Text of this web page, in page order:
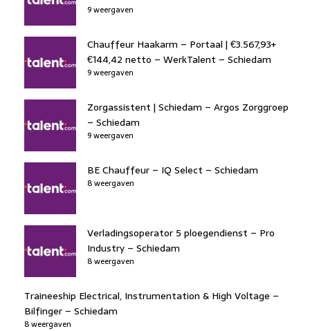
9 weergaven
Chauffeur Haakarm – Portaal | €3.567,93+
€144,42 netto – WerkTalent – Schiedam
9 weergaven
Zorgassistent | Schiedam – Argos Zorggroep
– Schiedam
9 weergaven
BE Chauffeur – IQ Select – Schiedam
8 weergaven
Verladingsoperator 5 ploegendienst – Pro
Industry – Schiedam
8 weergaven
Traineeship Electrical, Instrumentation & High Voltage –
Bilfinger – Schiedam
8 weergaven